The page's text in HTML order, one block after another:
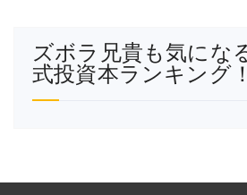
ズボラ兄貴も気にな
式投資本ランキング！